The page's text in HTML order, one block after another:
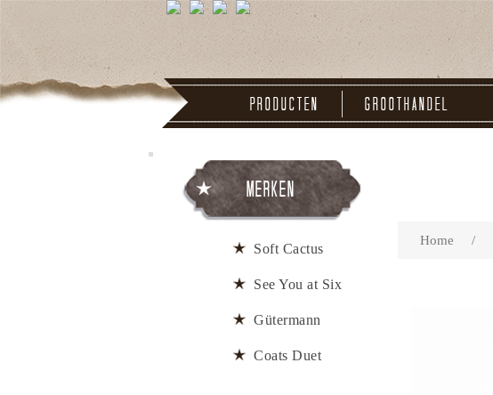
Producten Groothandel
Home /
Merken
Soft Cactus
See You at Six
Gütermann
Coats Duet